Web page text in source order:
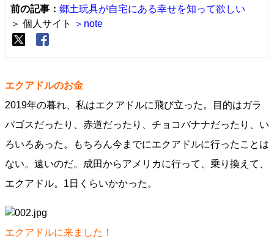
前の記事： 郷土玩具が自宅にある幸せを知って欲しい
＞ 個人サイト
＞note
エクアドルのお金
2019年の暮れ、私はエクアドルに飛び立った。目的はガラ
パゴスだったり、赤道だったり、チョコバナナだったり、い
ろいろあった。もちろん今までにエクアドルに行ったことは
ない。遠いのだ。成田からアメリカに行って、乗り換えて、
エクアドル。1日くらいかかった。
エクアドルに来ました！